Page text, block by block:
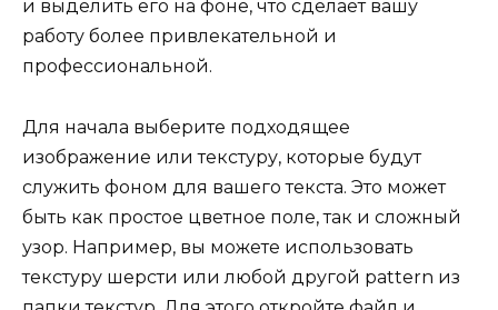
и выделить его на фоне, что сделает вашу
работу более привлекательной и
профессиональной.
Для начала выберите подходящее
изображение или текстуру, которые будут
служить фоном для вашего текста. Это может
быть как простое цветное поле, так и сложный
узор. Например, вы можете использовать
текстуру шерсти или любой другой pattern из